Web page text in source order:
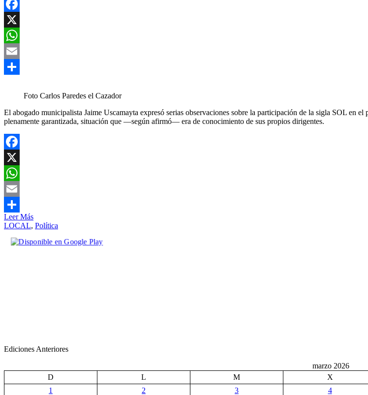
Facebook
X
WhatsApp
Email
Foto Carlos Paredes el Cazador
El abogado municipalista Jaime Uscamayta expresó serias observaciones sobre la participación de la sigla SOL en
plenamente garantizada, situación que —según afirmó— era de conocimiento de sus propios dirigentes.
Facebook
X
WhatsApp
Email
Compartir
Leer Más
LOCAL, Política
Ediciones Anteriores
marzo 2026
D
L M X
1
2 3 4